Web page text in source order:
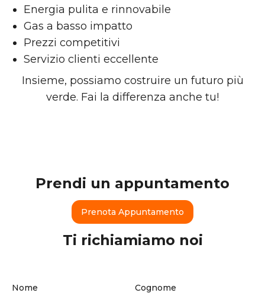
Energia pulita e rinnovabile
Gas a basso impatto
Prezzi competitivi
Servizio clienti eccellente
Insieme, possiamo costruire un futuro più
verde. Fai la differenza anche tu!
Prendi un appuntamento
Prenota Appuntamento
Ti richiamiamo noi
Nome Cognome